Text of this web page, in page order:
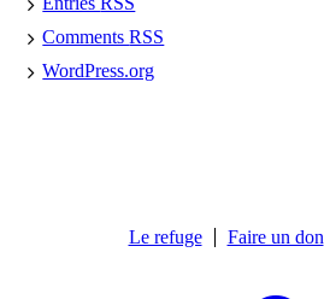
CommentsRSS
WordPress.org
Le refuge Faire un don